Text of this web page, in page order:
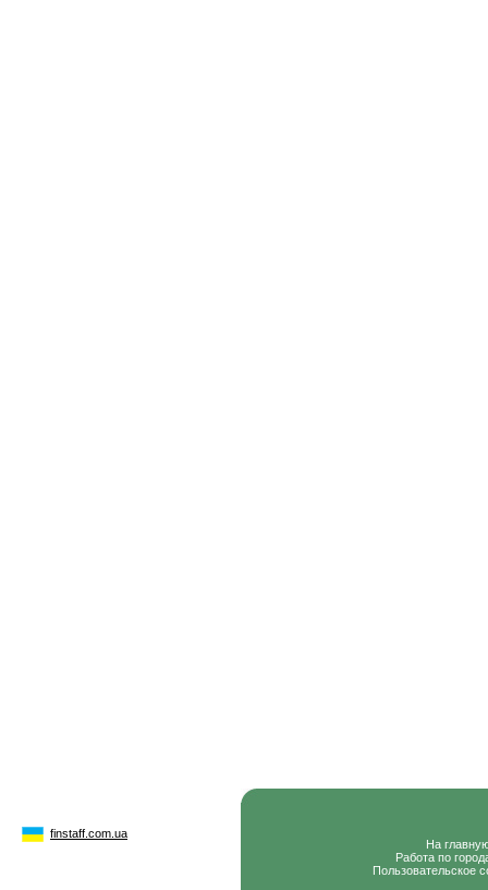
finstaff.com.ua
На
Работа по
Пользовательское